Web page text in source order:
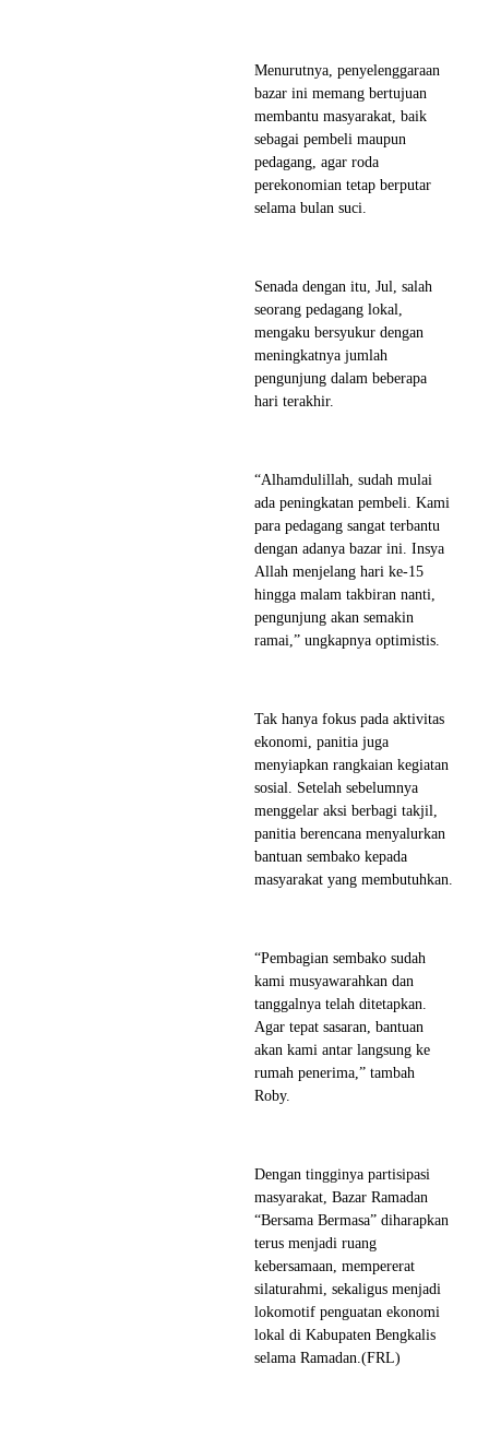
Menurutnya, penyelenggaraan
bazar ini memang bertujuan
membantu masyarakat, baik
sebagai pembeli maupun
pedagang, agar roda
perekonomian tetap berputar
selama bulan suci.
Senada dengan itu, Jul, salah
seorang pedagang lokal,
mengaku bersyukur dengan
meningkatnya jumlah
pengunjung dalam beberapa
hari terakhir.
“Alhamdulillah, sudah mulai
ada peningkatan pembeli. Kami
para pedagang sangat terbantu
dengan adanya bazar ini. Insya
Allah menjelang hari ke-15
hingga malam takbiran nanti,
pengunjung akan semakin
ramai,” ungkapnya optimistis.
Tak hanya fokus pada aktivitas
ekonomi, panitia juga
menyiapkan rangkaian kegiatan
sosial. Setelah sebelumnya
menggelar aksi berbagi takjil,
panitia berencana menyalurkan
bantuan sembako kepada
masyarakat yang membutuhkan.
“Pembagian sembako sudah
kami musyawarahkan dan
tanggalnya telah ditetapkan.
Agar tepat sasaran, bantuan
akan kami antar langsung ke
rumah penerima,” tambah
Roby.
Dengan tingginya partisipasi
masyarakat, Bazar Ramadan
“Bersama Bermasa” diharapkan
terus menjadi ruang
kebersamaan, mempererat
silaturahmi, sekaligus menjadi
lokomotif penguatan ekonomi
lokal di Kabupaten Bengkalis
selama Ramadan.(FRL)